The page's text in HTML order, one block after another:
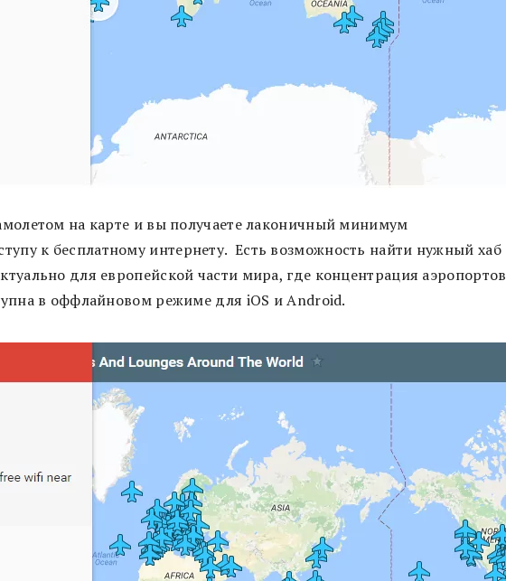
на карте и вы получаете лаконичный минимум
к бесплатному интернету. Есть возможность найти нужный хаб
для европейской части мира, где концентрация аэропортов
в оффлайновом режиме для iOS и Android.